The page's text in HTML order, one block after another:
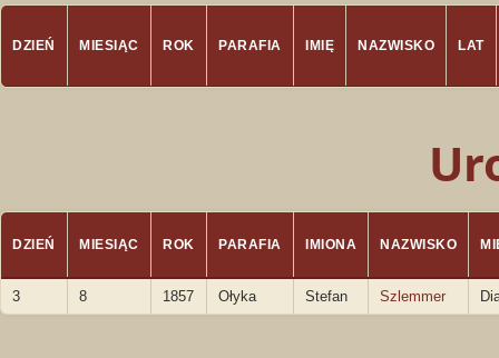
DZIEŃ MIESIĄC ROK PARAFIA IMIĘ NAZWISKO LAT
DZIEŃ MIESIĄC ROK PARAFIA IMIONA NAZWISKO
3 8 1857 Ołyka Stefan Szlemmer